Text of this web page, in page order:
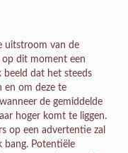
uitstroom van de
dit moment een
beeld dat het steeds
en om deze te
de gemiddelde
hoger komt te liggen.
op een advertentie zal
bang. Potentiële